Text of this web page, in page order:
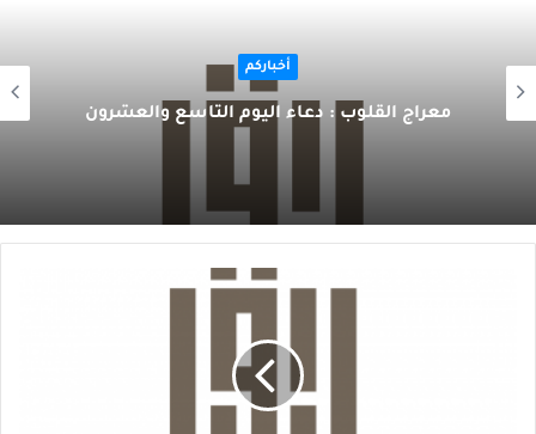
أخباركم
معراج القلوب : دعاء اليوم التاسع والعشرون